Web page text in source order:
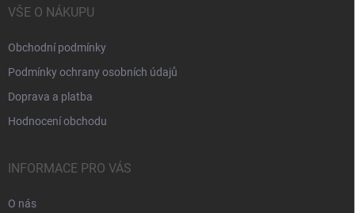
VŠE O NÁKUPU
Obchodní podmínky
Podmínky ochrany osobních údajů
Doprava a platba
Hodnocení obchodu
INFORMACE PRO VÁS
O nás